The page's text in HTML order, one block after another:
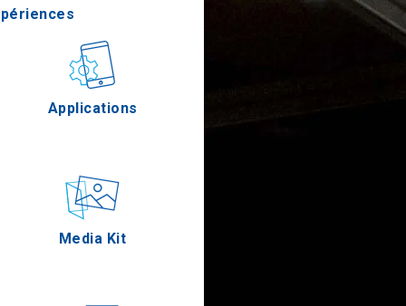
Applications
Media Kit